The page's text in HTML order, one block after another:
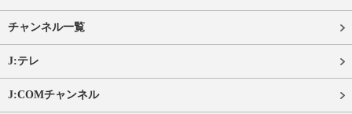
チャンネル一覧
J:テレ
J:COMチャンネル